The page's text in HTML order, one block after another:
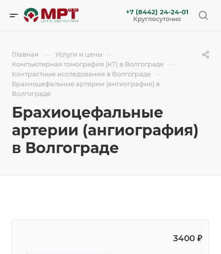
+7 (8442) 24-24-01
Круглосуточно
Главная — Услуги и цены —
Компьютерная томография (КТ) в Волгограде —
Контрастные исследования в Волгограде —
Брахиоцефальные артерии (ангиография) в
Волгограде
Брахиоцефальные
артерии (ангиография)
в Волгограде
3400 ₽